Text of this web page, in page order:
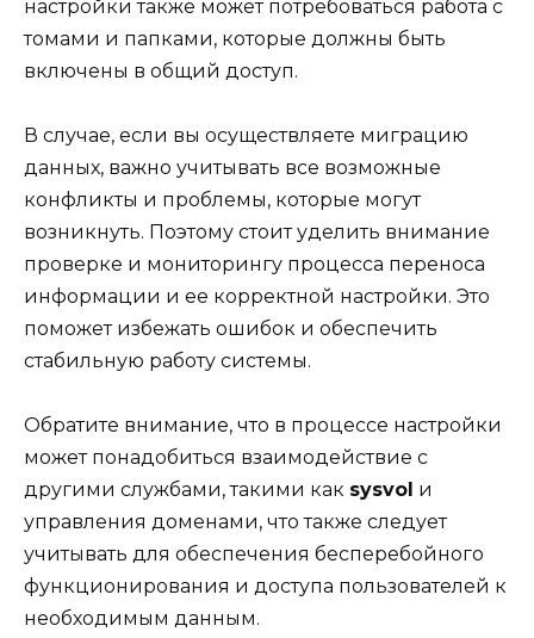
настройки также может потребоваться работа с
томами и папками, которые должны быть
включены в общий доступ.
В случае, если вы осуществляете миграцию
данных, важно учитывать все возможные
конфликты и проблемы, которые могут
возникнуть. Поэтому стоит уделить внимание
проверке и мониторингу процесса переноса
информации и ее корректной настройки. Это
поможет избежать ошибок и обеспечить
стабильную работу системы.
Обратите внимание, что в процессе настройки
может понадобиться взаимодействие с
другими службами, такими как sysvol и
управления доменами, что также следует
учитывать для обеспечения бесперебойного
функционирования и доступа пользователей к
необходимым данным.